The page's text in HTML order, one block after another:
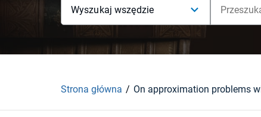
Wyszukaj wszędzie
Strona główna